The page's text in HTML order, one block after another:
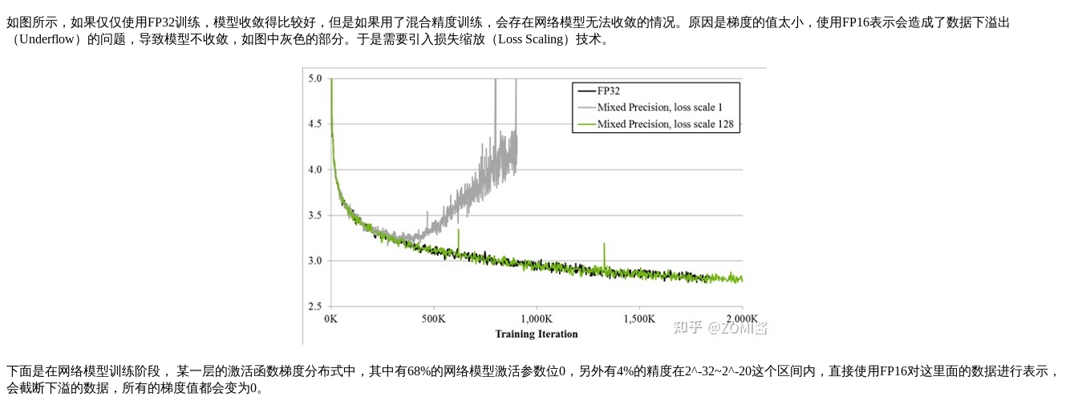
如图所示，如果仅仅使用FP32训练，模型收敛得比较好，但是如果用了混合精度训练，会存在网络模型无法收敛的情况。原因是梯度的值太小，使用FP16表示会造成了数据下溢出
（Underflow）的问题，导致模型不收敛，如图中灰色的部分。于是需要引入损失缩放（Loss Scaling）技术。
下面是在网络模型训练阶段， 某一层的激活函数梯度分布式中，其中有68%的网络模型激活参数位0，另外有4%的精度在2^-32~2^-20这个区间内，直接使用FP16对这里面的数据进行表示，
会截断下溢的数据，所有的梯度值都会变为0。